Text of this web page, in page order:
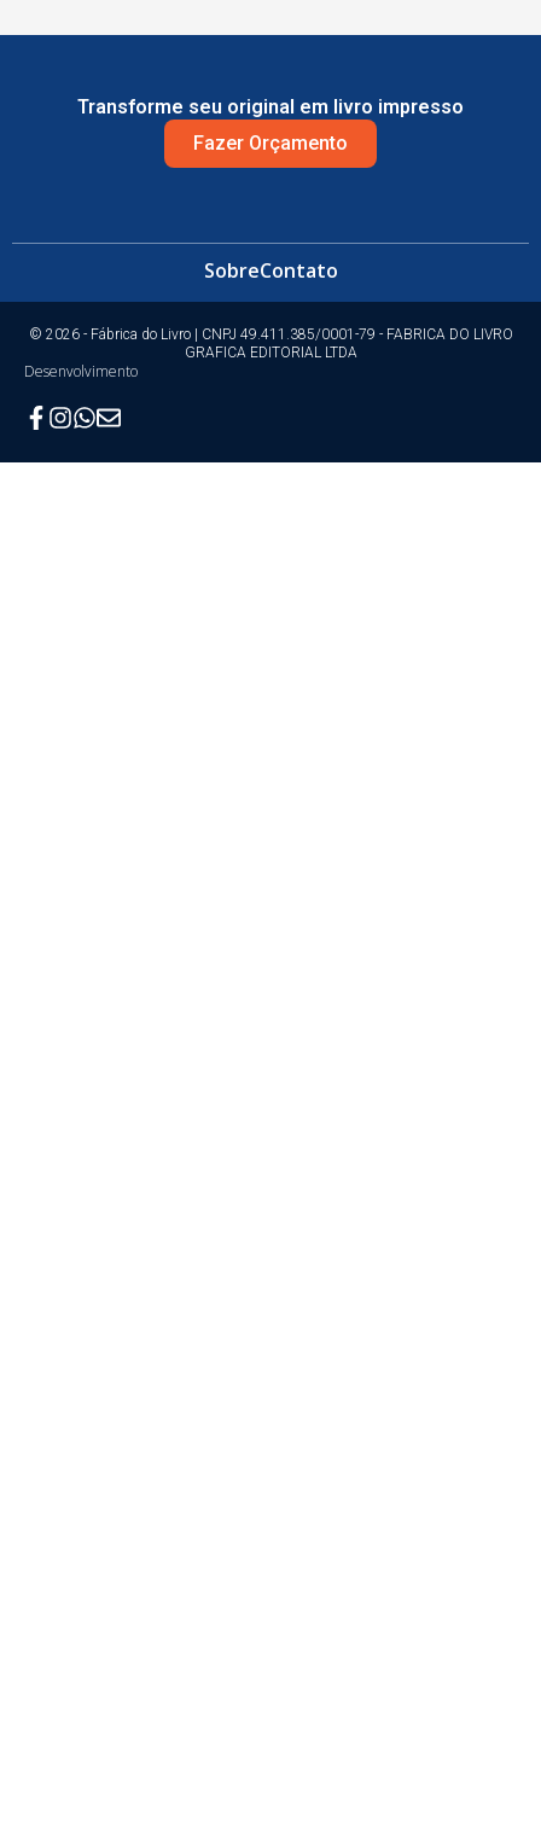
Transforme seu original em livro impresso
Fazer Orçamento
SobreContato
© 2026 - Fábrica do Livro | CNPJ 49.411.385/0001-79 - FABRICA DO LIVRO
GRAFICA EDITORIAL LTDA
Desenvolvimento